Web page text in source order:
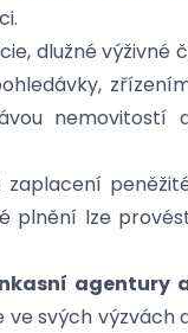
dlužné výživné
nemovitostí
zaplacení
plnění lze
agentury
ve svých výzvách